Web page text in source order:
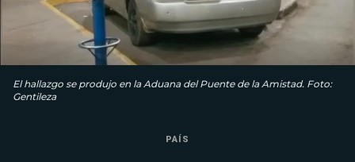
El hallazgo se produjo en la Aduana del Puente de la Amistad. Foto:
Gentileza
PAÍS